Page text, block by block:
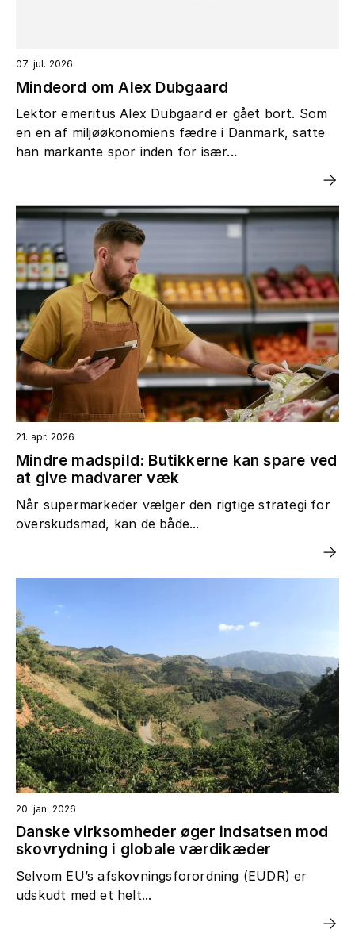
07. jul. 2026
Mindeord om Alex Dubgaard
Lektor emeritus Alex Dubgaard er gået bort. Som
en en af miljøøkonomiens fædre i Danmark, satte
han markante spor inden for især...
21. apr. 2026
Mindre madspild: Butikkerne kan spare ved
at give madvarer væk
Når supermarkeder vælger den rigtige strategi for
overskudsmad, kan de både...
20. jan. 2026
Danske virksomheder øger indsatsen mod
skovrydning i globale værdikæder
Selvom EU’s afskovningsforordning (EUDR) er
udskudt med et helt...